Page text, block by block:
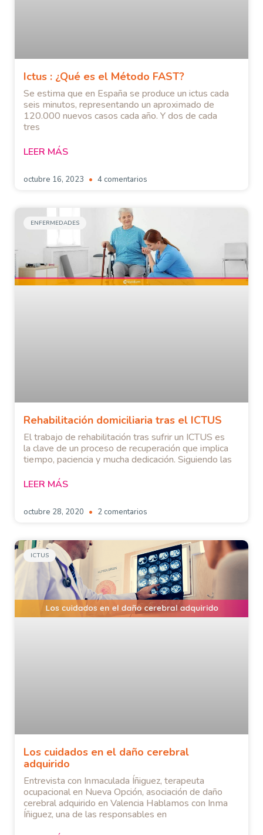
Ictus : ¿Qué es el Método FAST?
Se estima que en España se produce un ictus cada
seis minutos, representando un aproximado de
120.000 nuevos casos cada año. Y dos de cada
tres
LEER MÁS
octubre 16, 2023 4 comentarios
ENFERMEDADES
Rehabilitación domiciliaria tras el ICTUS
El trabajo de rehabilitación tras sufrir un ICTUS es
la clave de un proceso de recuperación que implica
tiempo, paciencia y mucha dedicación. Siguiendo las
LEER MÁS
octubre 28, 2020 2 comentarios
ICTUS
Los cuidados en el daño cerebral
adquirido
Entrevista con Inmaculada Íñiguez, terapeuta
ocupacional en Nueva Opción, asociación de daño
cerebral adquirido en Valencia Hablamos con Inma
Íñiguez, una de las responsables en